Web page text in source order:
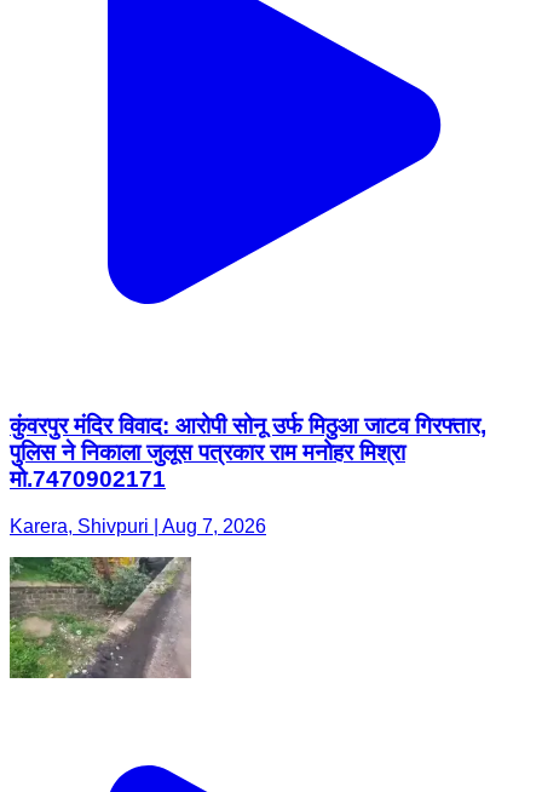
कुंवरपुर मंदिर विवाद: आरोपी सोनू उर्फ मिठुआ जाटव गिरफ्तार,
पुलिस ने निकाला जुलूस पत्रकार राम मनोहर मिश्रा
मो.7470902171
Karera, Shivpuri | Aug 7, 2026